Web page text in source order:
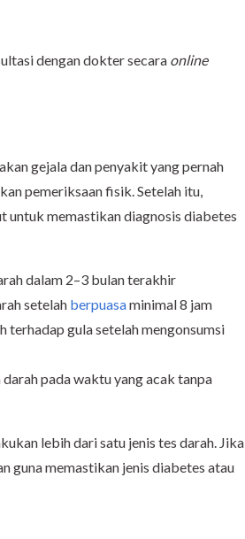
dengan dokter secara online
gejala dan penyakit yang pernah
pemeriksaan fisik. Setelah itu,
untuk memastikan diagnosis diabetes
dalam 2–3 bulan terakhir
setelah berpuasaminimal 8 jam
terhadap gula setelah mengonsumsi
pada waktu yang acak tanpa
lebih dari satu jenis tes darah. Jika
guna memastikan jenis diabetes atau